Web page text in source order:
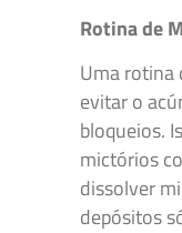
Rotina de
Uma rotina
evitar o
bloqueios.
mictórios
dissolver
depósitos